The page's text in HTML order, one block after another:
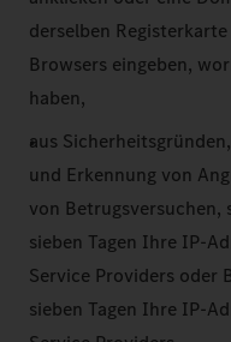
derselben
Browsers eingeben,
haben,
aus
und Erkennung von
von
sieben Tagen Ihre IP-
Service Providers oder
sieben Tagen Ihre IP-